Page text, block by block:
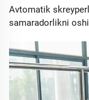
Avtomatik
samaradorlikni
Faoliyatingizni
oling.